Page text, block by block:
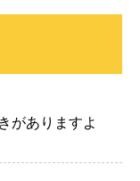
がありますよ